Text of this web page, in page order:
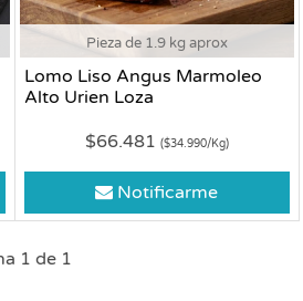
Pieza de 1.9 kg aprox
Lomo Liso Angus Marmoleo
Alto Urien Loza
$66.481 ($34.990/Kg)
Notificarme
1 de 1